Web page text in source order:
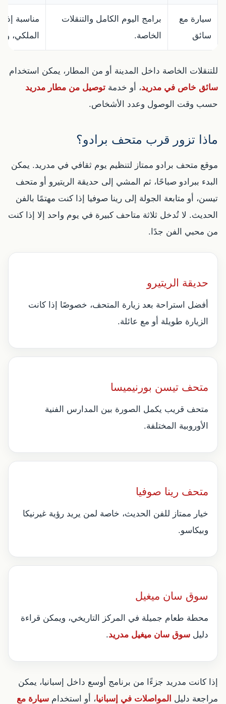
سيارة مع
سائق
برامج اليوم الكامل والتنقلات
الخاصة.
مناسبة
الملكي،
للتنقلات الخاصة داخل المدينة أو من المطار، يمكن استخدام
سائق خاص في مدريد، أو خدمة توصيل من مطار مدريد
حسب وقت الوصول وعدد الأشخاص.
ماذا تزور قرب متحف برادو؟
موقع متحف برادو ممتاز لتنظيم يوم ثقافي في مدريد. يمكن
البدء ببرادو صباحًا، ثم المشي إلى حديقة الريتيرو أو متحف
تيسن، أو متابعة الجولة إلى رينا صوفيا إذا كنت مهتمًا بالفن
الحديث. لا تُدخل ثلاثة متاحف كبيرة في يوم واحد إلا إذا كنت
من محبي الفن جدًا.
حديقة الريتيرو
أفضل استراحة بعد زيارة المتحف، خصوصًا إذا كانت
الزيارة طويلة أو مع عائلة.
متحف تيسن بورنيميسا
متحف قريب يكمل الصورة بين المدارس الفنية
الأوروبية المختلفة.
متحف رينا صوفيا
خيار ممتاز للفن الحديث، خاصة لمن يريد رؤية غيرنيكا
وبيكاسو.
سوق سان ميغيل
محطة طعام جميلة في المركز التاريخي، ويمكن قراءة
دليل سوق سان ميغيل مدريد.
إذا كانت مدريد جزءًا من برنامج أوسع داخل إسبانيا، يمكن
مراجعة دليل المواصلات في إسبانيا، أو استخدام سيارة مع